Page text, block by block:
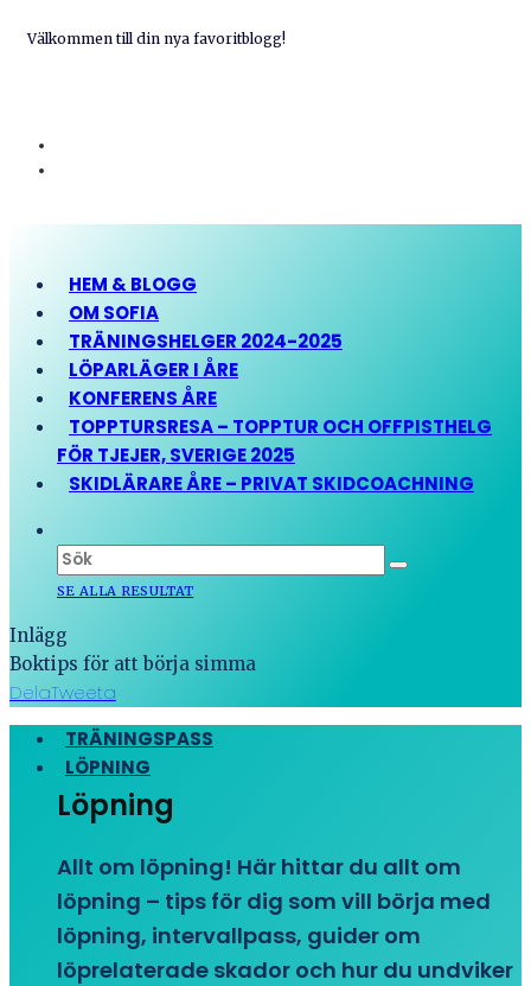
Välkommen till din nya favoritblogg!
HEM & BLOGG
OM SOFIA
TRÄNINGSHELGER 2024-2025
LÖPARLÄGER I ÅRE
KONFERENS ÅRE
TOPPTURSRESA – TOPPTUR OCH OFFPISTHELG
FÖR TJEJER, SVERIGE 2025
SKIDLÄRARE ÅRE – PRIVAT SKIDCOACHNING
SE ALLA RESULTAT
Inlägg
Boktips för att börja simma
DelaTweeta
TRÄNINGSPASS
LÖPNING
Löpning
Allt om löpning! Här hittar du allt om
löpning – tips för dig som vill börja med
löpning, intervallpass, guider om
löprelaterade skador och hur du undviker